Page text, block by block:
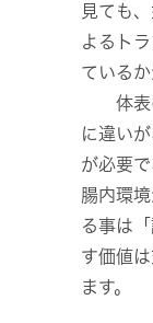
見ても
よるト
ているか
体表の
に違い
が必要で
腸内環
る事は
す価値
ます。